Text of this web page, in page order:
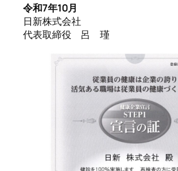
令和7年10月
日新株式会社
代表取締役 呂 瑾